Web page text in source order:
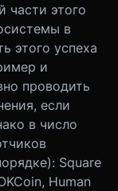
части этого
в
этого успеха
и
проводить
если
в число
Square
Human